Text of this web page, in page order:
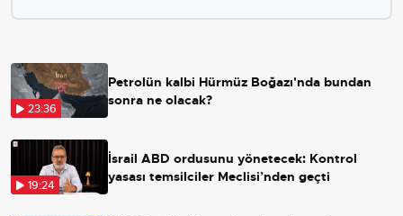
23:36
Petrolün kalbi Hürmüz Boğazı'nda bundan
sonra ne olacak?
19:24
İsrail ABD ordusunu yönetecek: Kontrol
yasası temsilciler Meclisi’nden geçti